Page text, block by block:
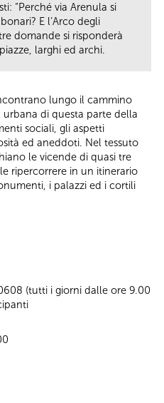
“Perché via Arenula si
E l’Arco degli
domande si risponderà
larghi ed archi.
lungo il cammino
di questa parte della
sociali, gli aspetti
ed aneddoti. Nel tessuto
le vicende di quasi tre
ripercorrere in un itinerario
i palazzi ed i cortili
(tutti i giorni dalle ore 9.00